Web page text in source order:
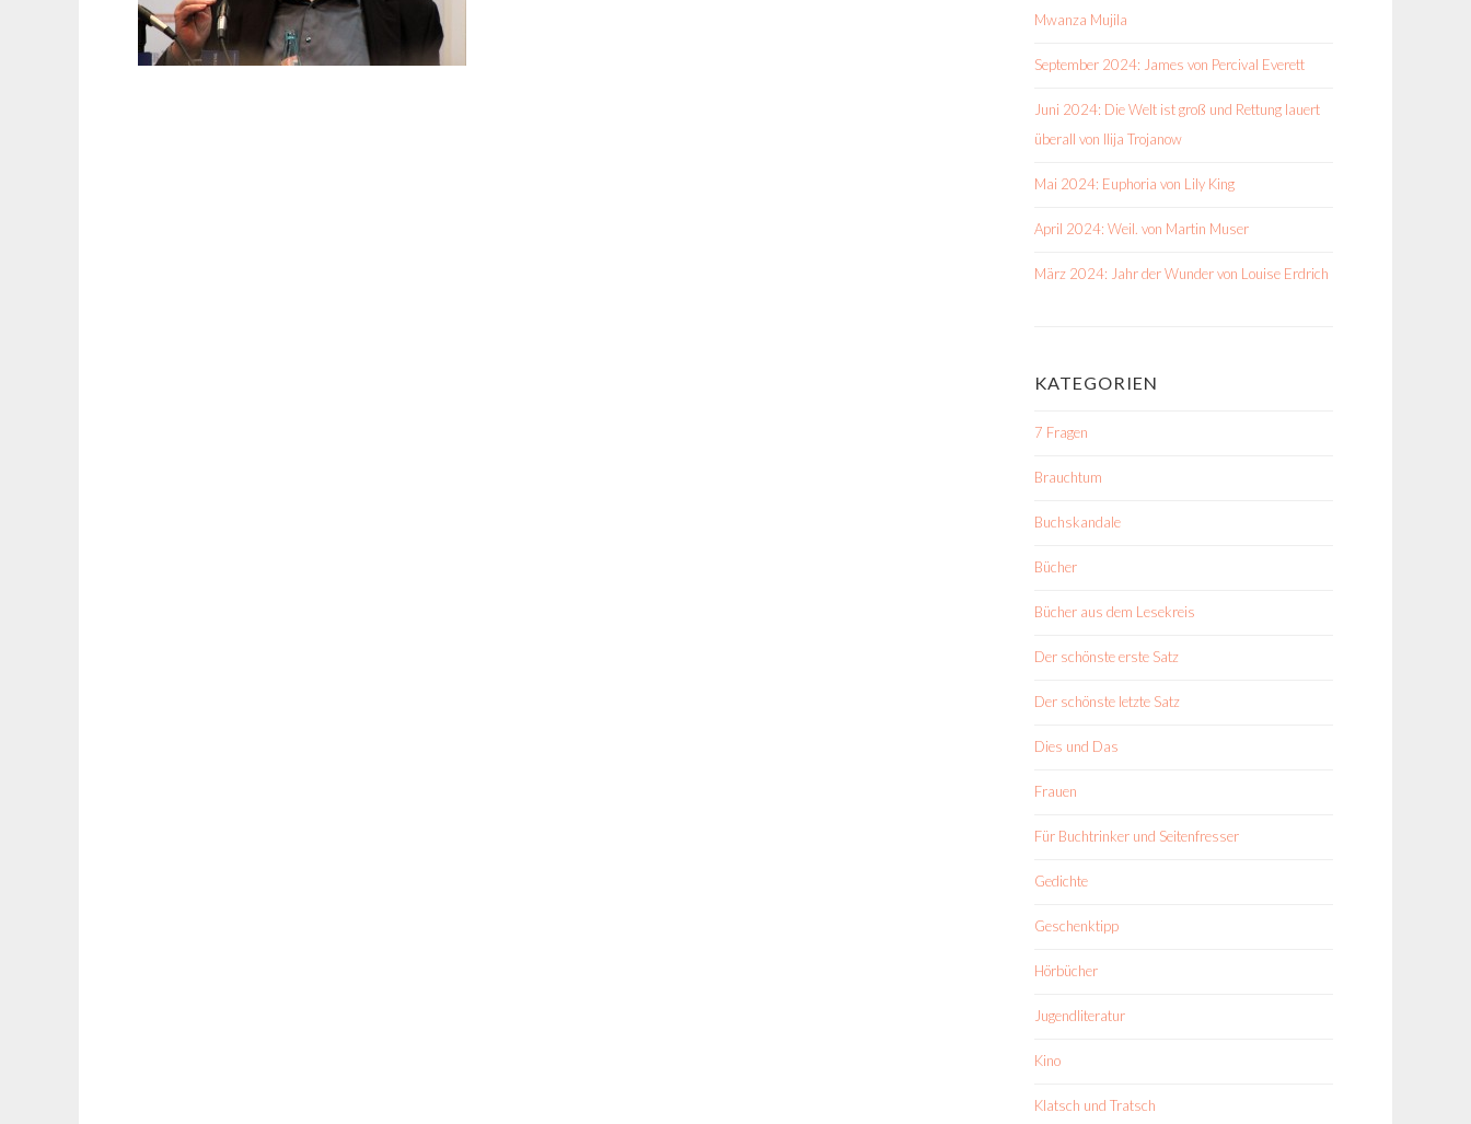
Mwanza Mujila
September 2024: James von Percival Everett
Juni 2024: Die Welt ist groß und Rettung lauert
überall von Ilija Trojanow
Mai 2024: Euphoria von Lily King
April 2024: Weil. von Martin Muser
März 2024: Jahr der Wunder von Louise Erdrich
KATEGORIEN
7 Fragen
Brauchtum
Buchskandale
Bücher
Bücher aus dem Lesekreis
Der schönste erste Satz
Der schönste letzte Satz
Dies und Das
Frauen
Für Buchtrinker und Seitenfresser
Gedichte
Geschenktipp
Hörbücher
Jugendliteratur
Kino
Klatsch und Tratsch